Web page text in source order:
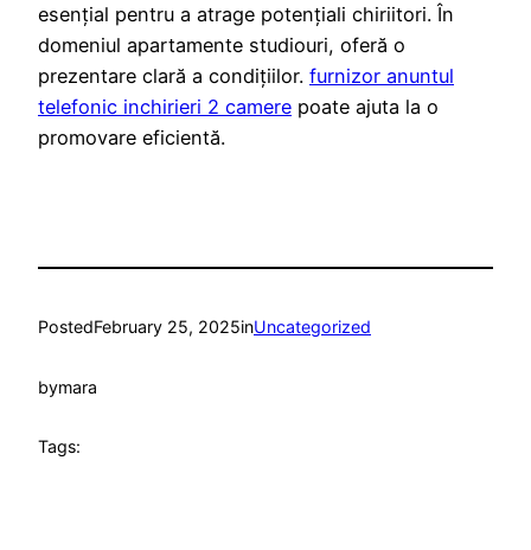
esențial pentru a atrage potențiali chiriitori. În
domeniul apartamente studiouri, oferă o
prezentare clară a condițiilor. furnizor anuntul
telefonic inchirieri 2 camere poate ajuta la o
promovare eficientă.
PostedFebruary 25, 2025inUncategorized
bymara
Tags: